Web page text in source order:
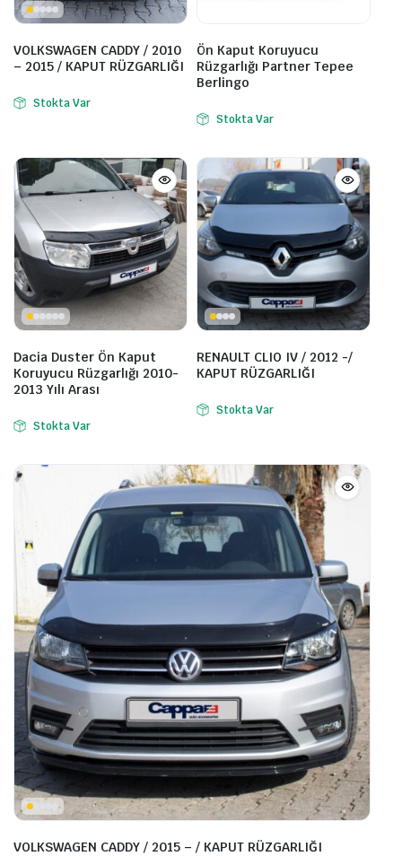
VOLKSWAGEN CADDY / 2010
– 2015 / KAPUT RÜZGARLIĞI
Stokta Var
Ön Kaput Koruyucu
Rüzgarlığı Partner Tepee
Berlingo
Stokta Var
Dacia Duster Ön Kaput
Koruyucu Rüzgarlığı 2010-
2013 Yılı Arası
Stokta Var
RENAULT CLIO IV / 2012 -/
KAPUT RÜZGARLIĞI
Stokta Var
VOLKSWAGEN CADDY / 2015 – / KAPUT RÜZGARLIĞI